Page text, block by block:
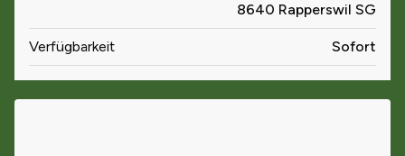
8640 Rapperswil SG
Verfügbarkeit Sofort